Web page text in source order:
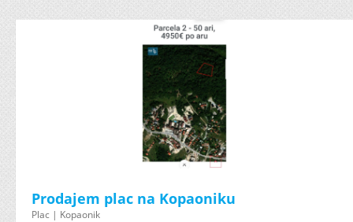
Prodajem plac na Kopaoniku
Plac | Kopaonik